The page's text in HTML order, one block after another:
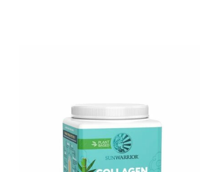
LE PLAISIR D’UN DESSERT GLACÉ, SANS LE SUCRE EN